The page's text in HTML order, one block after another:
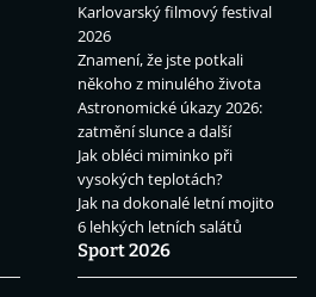
Karlovarský filmový festival
2026
Znamení, že jste potkali
někoho z minulého života
Astronomické úkazy 2026:
zatmění slunce a další
Jak obléci miminko při
vysokých teplotách?
Jak na dokonalé letní mojito
6 lehkých letních salátů
Sport 2026